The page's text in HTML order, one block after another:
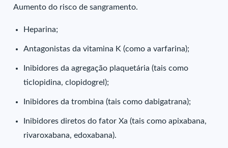
Aumento do risco de sangramento.
Heparina;
Antagonistas da vitamina K (como a varfarina);
Inibidores da agregação plaquetária (tais como
ticlopidina, clopidogrel);
Inibidores da trombina (tais como dabigatrana);
Inibidores diretos do fator Xa (tais como apixabana,
rivaroxabana, edoxabana).